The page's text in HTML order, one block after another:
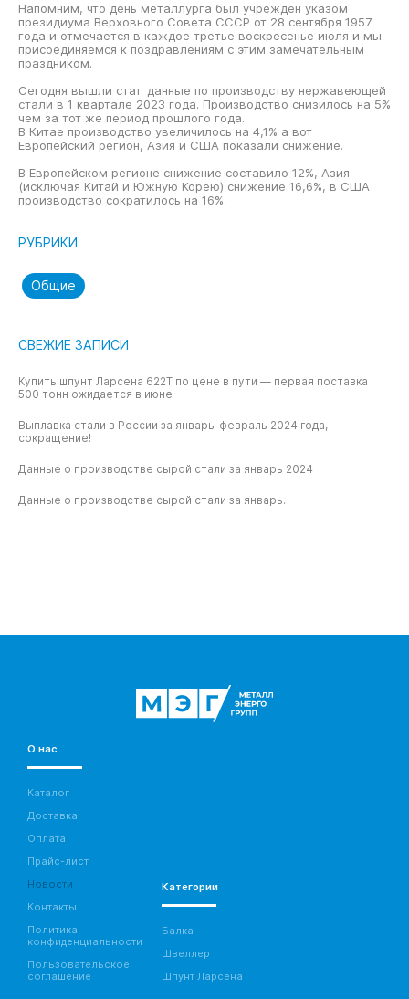
Напомним, что день металлурга был учрежден указом
президиума Верховного Совета СССР от 28 сентября 1957
года и отмечается в каждое третье воскресенье июля и мы
присоединяемся к поздравлениям с этим замечательным
праздником.
Сегодня вышли стат. данные по производству нержавеющей
стали в 1 квартале 2023 года. Производство снизилось на 5%
чем за тот же период прошлого года.
В Китае производство увеличилось на 4,1% а вот
Европейский регион, Азия и США показали снижение.
В Европейском регионе снижение составило 12%, Азия
(исключая Китай и Южную Корею) снижение 16,6%, в США
производство сократилось на 16%.
РУБРИКИ
Общие
СВЕЖИЕ ЗАПИСИ
Купить шпунт Ларсена 622T по цене в пути — первая поставка
500 тонн ожидается в июне
Выплавка стали в России за январь-февраль 2024 года,
сокращение!
Данные о производстве сырой стали за январь 2024
Данные о производстве сырой стали за январь.
О нас
Каталог
Доставка
Оплата
Прайс-лист
Новости
Контакты
Политика
конфиденциальности
Пользовательское
соглашение
Категории
Балка
Швеллер
Шпунт Ларсена